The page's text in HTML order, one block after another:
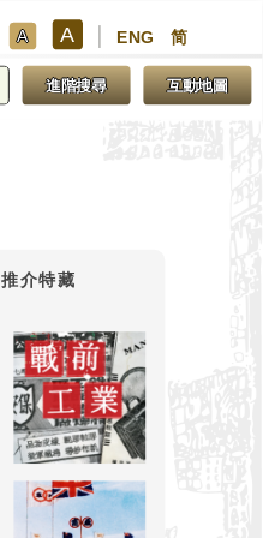
A A ENG 简
進階搜尋 互動地圖
推介特藏